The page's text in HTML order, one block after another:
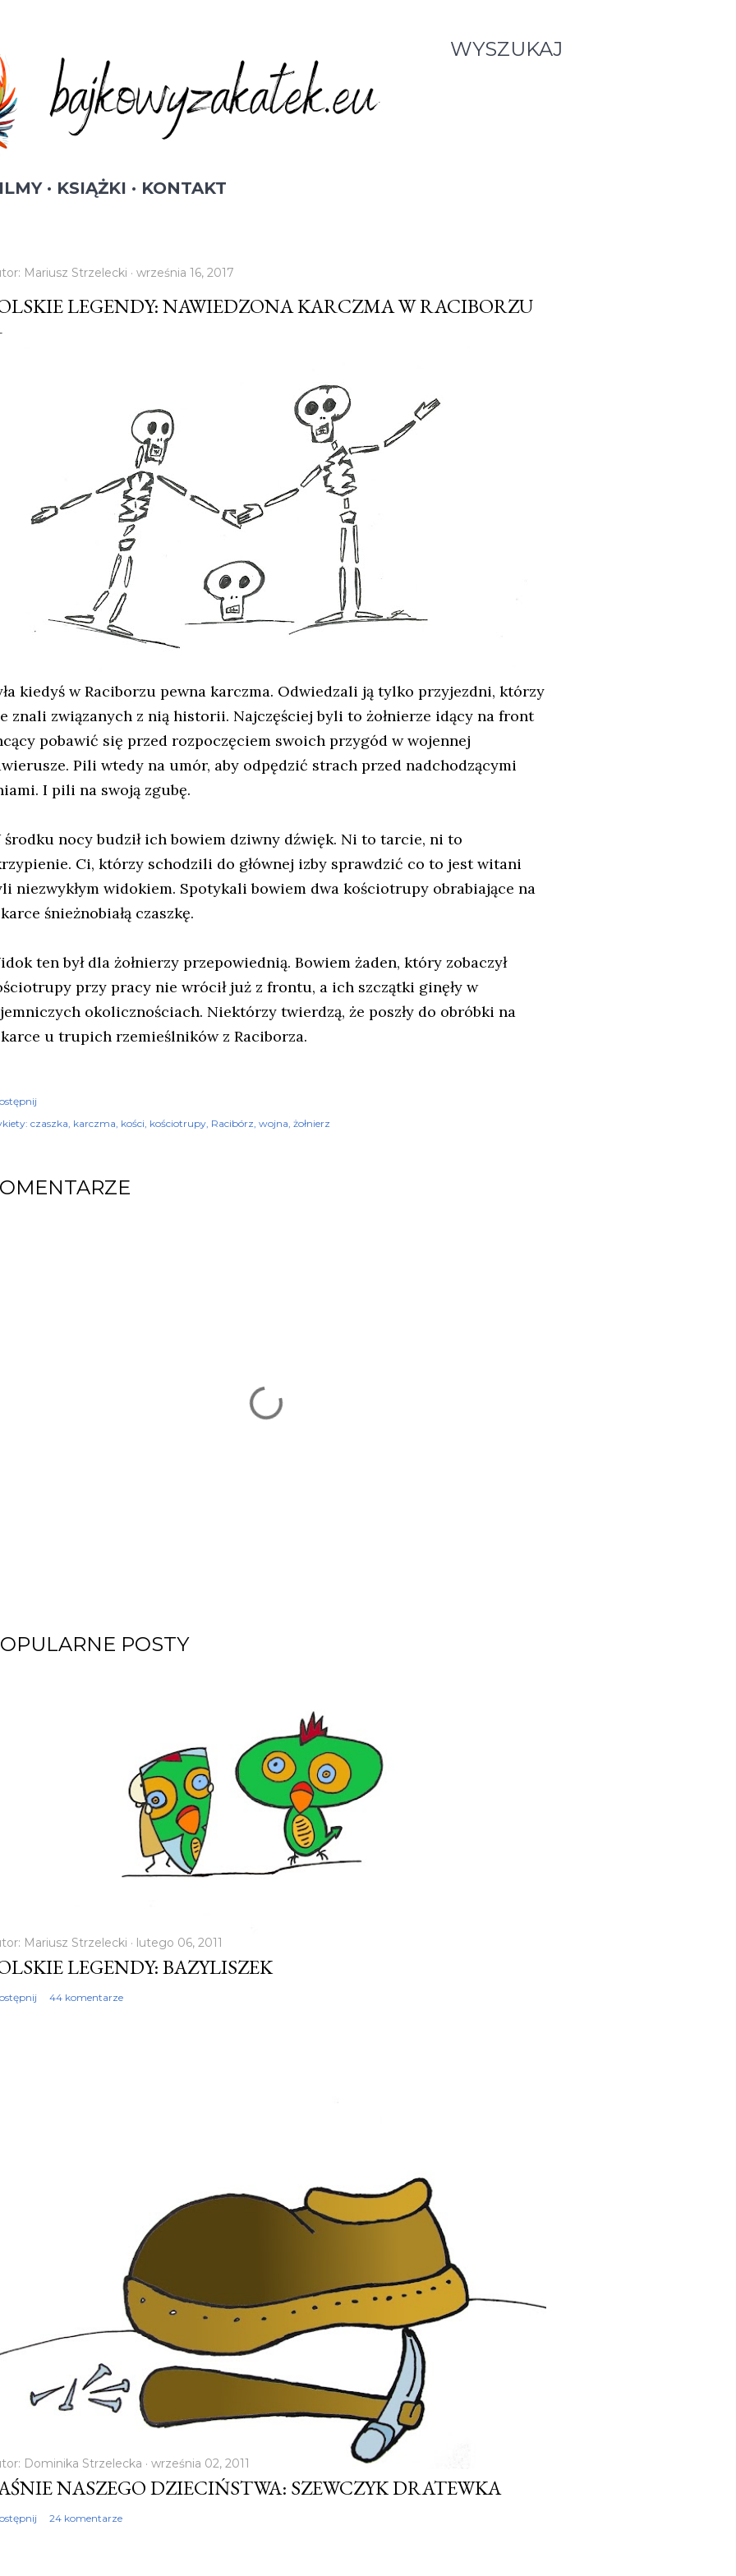
WYSZUKAJ
KSIĄŻKI KONTAKT
Mariusz Strzelecki września 16, 2017
LEGENDY: NAWIEDZONA KARCZMA W RACIBORZU
kiedyś w Raciborzu pewna karczma. Odwiedzali ją tylko przyjezdni, którzy
znali związanych z nią historii. Najczęściej byli to żołnierze idący na front
pobawić się przed rozpoczęciem swoich przygód w wojennej
Pili wtedy na umór, aby odpędzić strach przed nadchodzącymi
I pili na swoją zgubę.
środku nocy budził ich bowiem dziwny dźwięk. Ni to tarcie, ni to
Ci, którzy schodzili do głównej izby sprawdzić co to jest witani
niezwykłym widokiem. Spotykali bowiem dwa kościotrupy obrabiające na
śnieżnobiałą czaszkę.
ten był dla żołnierzy przepowiednią. Bowiem żaden, który zobaczył
przy pracy nie wrócił już z frontu, a ich szczątki ginęły w
okolicznościach. Niektórzy twierdzą, że poszły do obróbki na
u trupich rzemieślników z Raciborza.
czaszka karczma kości kościotrupy Racibórz wojna żołnierz
POSTY
Mariusz Strzelecki lutego 06, 2011
LEGENDY: BAZYLISZEK
44 komentarze
Dominika Strzelecka września 02, 2011
NASZEGO DZIECIŃSTWA: SZEWCZYK DRATEWKA
24 komentarze